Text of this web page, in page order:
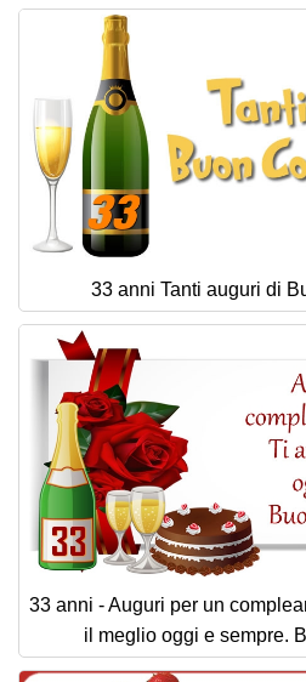
33 anni Tanti auguri di
33 anni - Auguri per un
il meglio oggi e sempre.